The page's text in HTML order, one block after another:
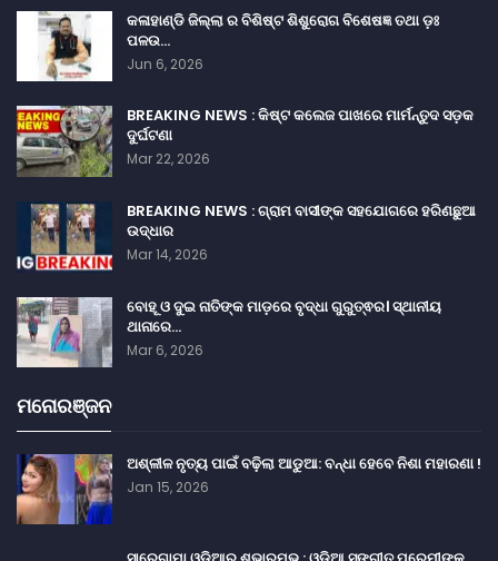
କଳାହାଣ୍ଡି ଜିଲ୍ଲା ର ବିଶିଷ୍ଟ ଶିଶୁରୋଗ ବିଶେଷଜ୍ଞ ତଥା ଡ଼ଃ
ପଳଉ…
Jun 6, 2026
BREAKING NEWS : କିଷ୍ଟ କଲେଜ ପାଖରେ ମାର୍ମନ୍ତୁଦ ସଡ଼କ
ଦୁର୍ଘଟଣା
Mar 22, 2026
BREAKING NEWS : ଗ୍ରାମ ବାସୀଙ୍କ ସହଯୋଗରେ ହରିଣଛୁଆ
ଉଦ୍ଧାର
Mar 14, 2026
ବୋହୂ ଓ ଦୁଇ ନାତିଙ୍କ ମାଡ଼ରେ ବୃଦ୍ଧା ଗୁରୁତ୍ଵର। ସ୍ଥାନୀୟ
ଥାନାରେ…
Mar 6, 2026
ମନୋରଞ୍ଜନ
ଅଶ୍ଳୀଳ ନୃତ୍ୟ ପାଇଁ ବଢ଼ିଲା ଆଡୁଆ: ବନ୍ଧା ହେବେ ନିଶା ମହାରଣା !
Jan 15, 2026